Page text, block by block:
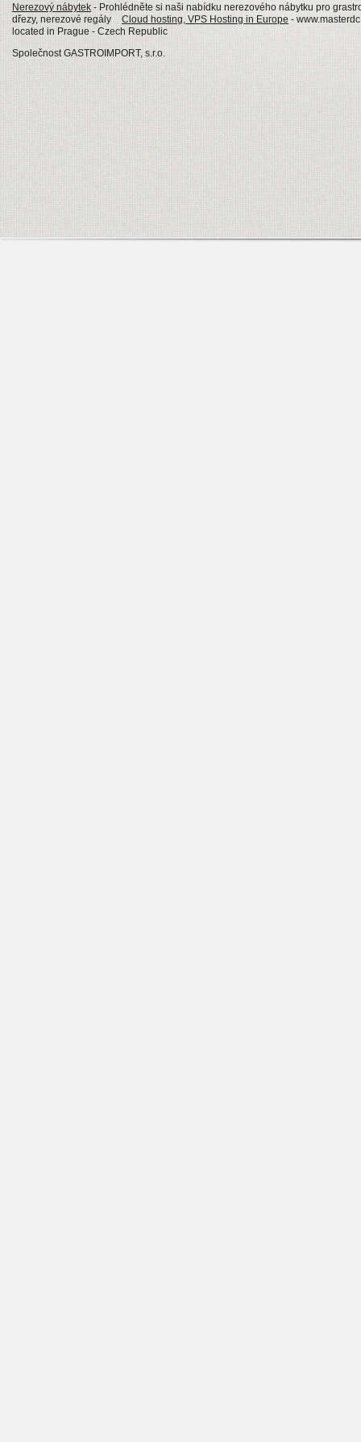
Nerezový nábytek - Prohlédněte si naši nabídku nerezového nábytku pro
dřezy, nerezové regály
Cloud hosting, VPS Hosting in Europe -
located in Prague - Czech Republic
Společnost GASTROIMPORT, s.r.o.